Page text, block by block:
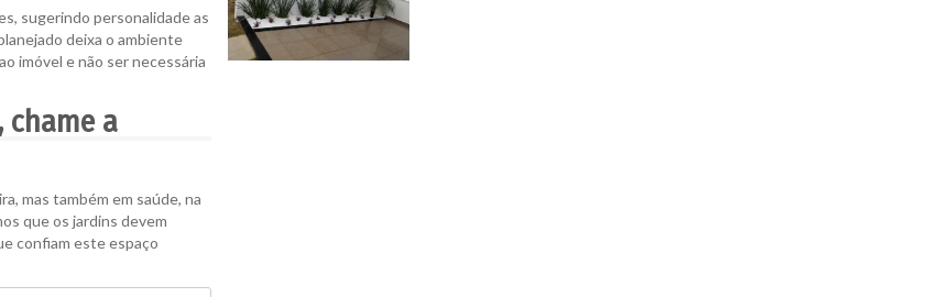
sugerindo personalidade as
deixa o ambiente
imóvel e não ser necessária
chame a
mas também em saúde, na
que os jardins devem
confiam este espaço